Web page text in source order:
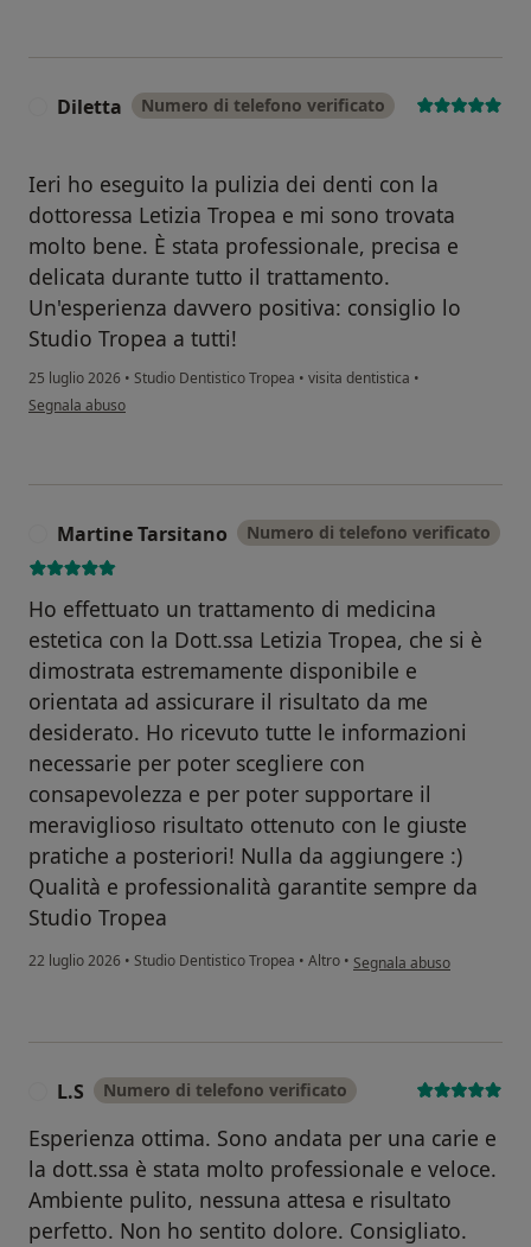
Diletta Numero di telefono verificato
Ieri ho eseguito la pulizia dei denti con la
dottoressa Letizia Tropea e mi sono trovata
molto bene. È stata professionale, precisa e
delicata durante tutto il trattamento.
Un'esperienza davvero positiva: consiglio lo
Studio Tropea a tutti!
25 luglio 2026 • Studio Dentistico Tropea • visita dentistica •
secondo l'opinione dell'utente Diletta
Segnala abuso
Martine Tarsitano Numero di telefono verificato
Ho effettuato un trattamento di medicina
estetica con la Dott.ssa Letizia Tropea, che si è
dimostrata estremamente disponibile e
orientata ad assicurare il risultato da me
desiderato. Ho ricevuto tutte le informazioni
necessarie per poter scegliere con
consapevolezza e per poter supportare il
meraviglioso risultato ottenuto con le giuste
pratiche a posteriori! Nulla da aggiungere :)
Qualità e professionalità garantite sempre da
Studio Tropea
22 luglio 2026 • Studio Dentistico Tropea • Altro • secondo l'opinione
Segnala abuso
L.S Numero di telefono verificato
Esperienza ottima. Sono andata per una carie e
la dott.ssa è stata molto professionale e veloce.
Ambiente pulito, nessuna attesa e risultato
perfetto. Non ho sentito dolore. Consigliato.